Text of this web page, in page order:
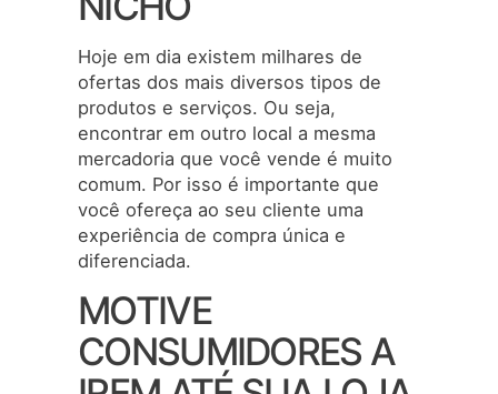
Hoje em dia existem milhares de
ofertas dos mais diversos tipos de
produtos e serviços. Ou seja,
encontrar em outro local a mesma
mercadoria que você vende é muito
comum. Por isso é importante que
você ofereça ao seu cliente uma
experiência de compra única e
diferenciada.
MOTIVE
CONSUMIDORES A